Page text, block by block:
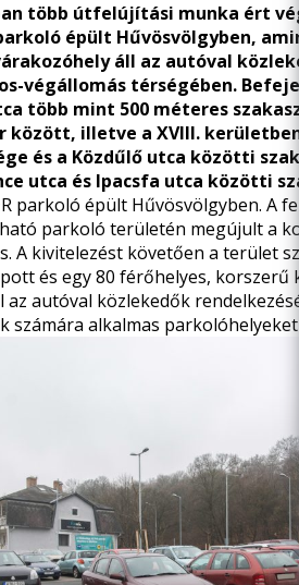
több útfelújítási munka ért
épült Hűvösvölgyben,
áll az autóval
végállomás térségében.
több mint 500 méteres
között, illetve a XVIII.
és a Közdűlő utca közötti
utca és Ipacsfa utca közötti
parkoló épült Hűvösvölgyben. A
parkoló területén megújult a
A kivitelezést követően a terület
és egy 80 férőhelyes, korszerű
autóval közlekedők
számára alkalmas